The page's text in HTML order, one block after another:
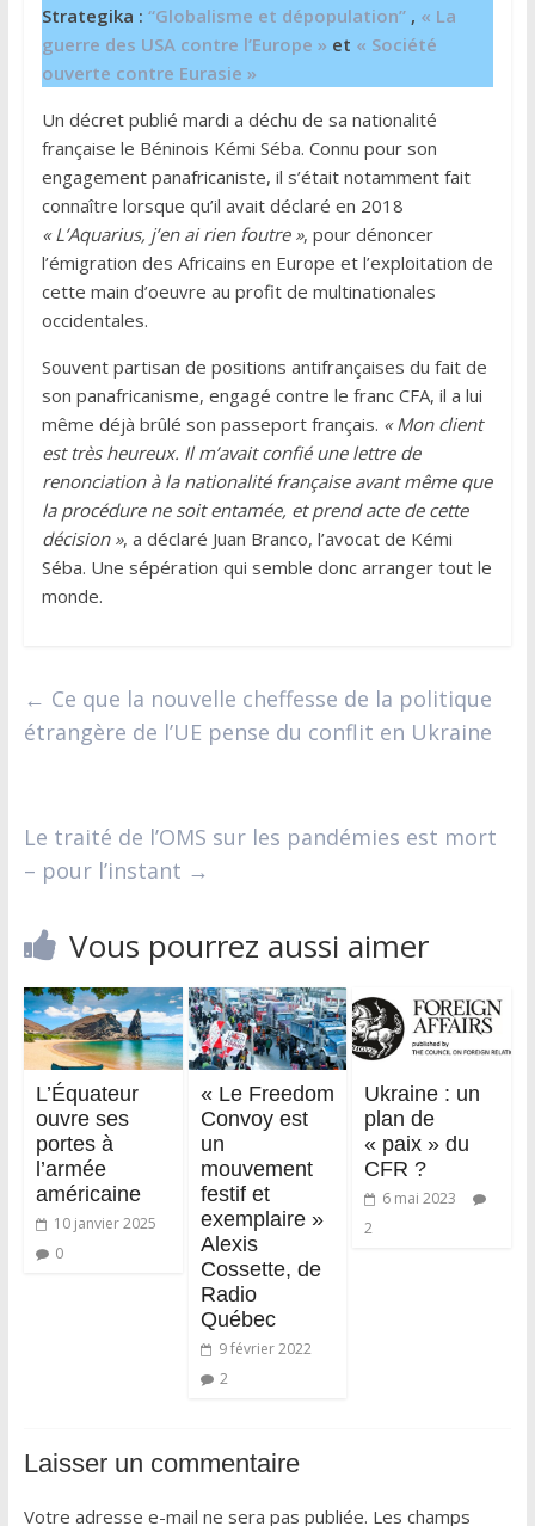
Strategika : “Globalisme et dépopulation”, « La
guerre des USA contre l’Europe » et « Société
ouverte contre Eurasie »
Un décret publié mardi a déchu de sa nationalité
française le Béninois Kémi Séba. Connu pour son
engagement panafricaniste, il s’était notamment fait
connaître lorsque qu’il avait déclaré en 2018
« L’Aquarius, j’en ai rien foutre », pour dénoncer
l’émigration des Africains en Europe et l’exploitation de
cette main d’oeuvre au profit de multinationales
occidentales.
Souvent partisan de positions antifrançaises du fait de
son panafricanisme, engagé contre le franc CFA, il a lui
même déjà brûlé son passeport français. « Mon client
est très heureux. Il m’avait confié une lettre de
renonciation à la nationalité française avant même que
la procédure ne soit entamée, et prend acte de cette
décision », a déclaré Juan Branco, l’avocat de Kémi
Séba. Une sépération qui semble donc arranger tout le
monde.
← Ce que la nouvelle cheffesse de la politique
étrangère de l’UE pense du conflit en Ukraine
Le traité de l’OMS sur les pandémies est mort
– pour l’instant →
Vous pourrez aussi aimer
L’Équateur
ouvre ses
portes à
l’armée
américaine
10 janvier 2025
0
« Le Freedom
Convoy est
un
mouvement
festif et
exemplaire »
Alexis
Cossette, de
Radio
Québec
9 février 2022
2
Ukraine : un
plan de
« paix » du
CFR ?
6 mai 2023
2
Laisser un commentaire
Votre adresse e-mail ne sera pas publiée. Les champs